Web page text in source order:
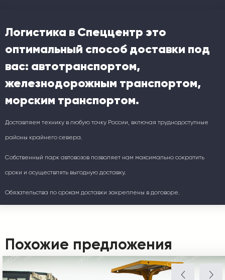
Логистика в Спеццентр это
оптимальный способ доставки под
вас: автотранспортом,
железнодорожным транспортом,
морским транспортом.
Доставляем технику в любую точку России, включая труднодоступные
районы крайнего севера.
Собственный парк автовозов позволяет нам максимально сократить
сроки и осуществлять выгодную доставку.
Обязательства по срокам доставки закреплены в договоре.
Похожие предложения